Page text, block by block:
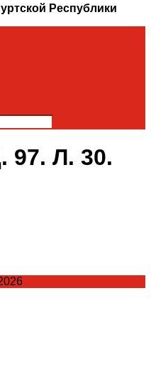
Республики
97. Л. 30.